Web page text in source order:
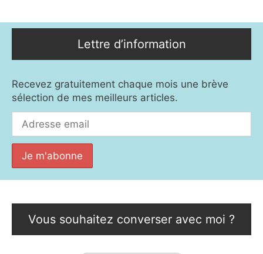
Lettre d’information
Recevez gratuitement chaque mois une brève
sélection de mes meilleurs articles.
Vous souhaitez converser avec moi ?